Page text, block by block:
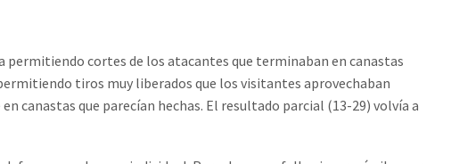
cortes de los atacantes que terminaban en canastas
tiros muy liberados que los visitantes aprovechaban
canastas que parecían hechas. El resultado parcial (13-29) volvía a